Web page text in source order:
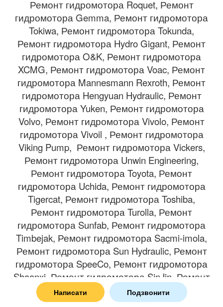
Написати Подзвонити
Ремонт гидромотора Roquet, Ремонт
гидромотора Gemma, Ремонт гидромотора
Tokiwa, Ремонт гидромотора Tokunda,
Ремонт гидромотора Hydro Gigant, Ремонт
гидромотора O&K, Ремонт гидромотора
XCMG, Ремонт гидромотора Voac, Ремонт
гидромотора Mannesmann Rexroth, Ремонт
гидромотора Hengyuan Hydraulic, Ремонт
гидромотора Yuken, Ремонт гидромотора
Volvo, Ремонт гидромотора Vivolo, Ремонт
гидромотора Vivoil , Ремонт гидромотора
Viking Pump, Ремонт гидромотора Vickers,
Ремонт гидромотора Unwin Engineering,
Ремонт гидромотора Toyota, Ремонт
гидромотора Uchida, Ремонт гидромотора
Tigercat, Ремонт гидромотора Toshiba,
Ремонт гидромотора Turolla, Ремонт
гидромотора Sunfab, Ремонт гидромотора
Timbejak, Ремонт гидромотора Sacmi-imola,
Ремонт гидромотора Sun Hydraulic, Ремонт
гидромотора SpeeCo, Ремонт гидромотора
Shaanxi, Ремонт гидромотора SinJin, Ремонт
гидромотора Sauer-Danfoss, Ремонт
гидромотора Sauer sundstrand, Ремонт